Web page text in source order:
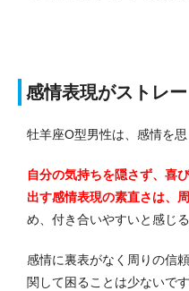
感情表現がストレー
牡羊座O型男性は、感情を
自分の気持ちを隠さず、喜
出す感情表現の素直さは、
め、付き合いやすいと感じ
感情に裏表がなく周りの信
関して困ることは少ないです